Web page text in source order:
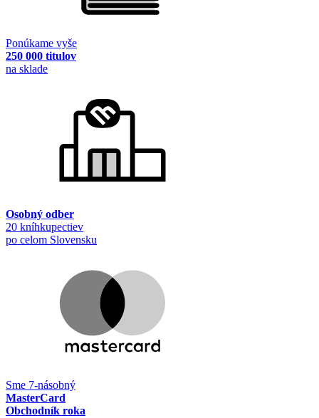
Ponúkame vyše
250 000 titulov
na sklade
Osobný odber
20 kníhkupectiev
po celom Slovensku
Sme 7-násobný
MasterCard
Obchodník roka